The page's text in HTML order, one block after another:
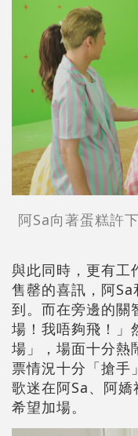
阿Sa向著蛋糕許
與此同時，更有工
售罄的喜訊，阿
到。而在旁邊的關
場！我唔夠飛！」
場」，場面十分熱
票情況十分「搶手
歌迷在阿Sa、阿嬌
希望加場。